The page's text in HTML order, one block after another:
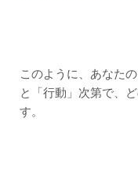
このように、あなた
と「行動」次第で、
す。